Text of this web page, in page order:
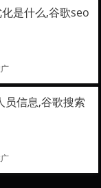
是什么,谷歌seo
员信息,谷歌搜索